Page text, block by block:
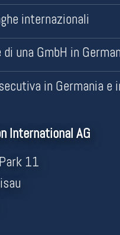
internazionali
di una GmbH in
in Germania e
International AG
11